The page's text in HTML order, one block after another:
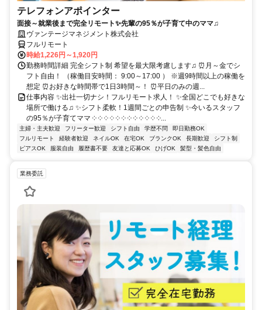
テレフォンアポインター
面接～就業後まで完全リモート✨先輩の95％が子育て中のママ♫
ヴァンテージマネジメント株式会社
フルリモート
時給1,226円～1,920円
勤務時間詳細 完全シフト制 希望を最大限考慮します♫ ⏰月～金でシ
フト自由！ （稼働目安時間： 9:00～17:00 ） ※週9時間以上の稼働を
想定 ⏰お好きな時間帯で1日3時間～！ ⏰平日のみの週...
仕事内容 ✨出社一切ナシ！フルリモート求人！ ✨全国どこでも好きな
場所で働ける♫ ✨シフト柔軟！1週間ごとの申告制 ✨今いるスタッフ
の95％が子育てママ ༶ ༶ ༶ ༶ ༶ ༶ ༶ ༶ ༶ ༶ ༶ ༶...
主婦・主夫歓迎 フリーター歓迎 シフト自由 学歴不問
即日勤務OK
フルリモート
経験者歓迎 ネイルOK 在宅OK ブランクOK 長期歓迎
シフト制
ピアスOK
服装自由 履歴書不要 友達と応募OK ひげOK 髪型・髪色自由
業務委託